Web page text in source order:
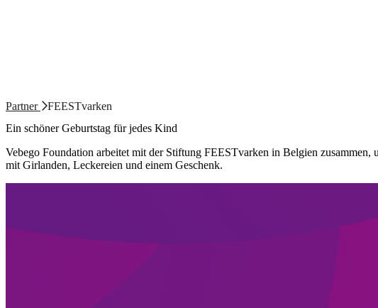
Partner
FEESTvarken
Ein schöner Geburtstag für jedes Kind
Vebego Foundation arbeitet mit der Stiftung FEESTvarken in Belgien
mit Girlanden, Leckereien und einem Geschenk.